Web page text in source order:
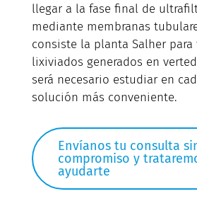
llegar a la fase final de
mediante membranas
consiste la planta Salher para
lixiviados generados en
será necesario estudiar en
solución más conveniente.
Envíanos tu consulta
compromiso y
ayudarte